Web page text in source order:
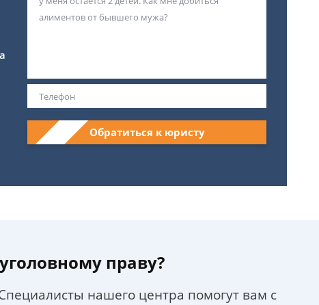
Обратиться к юристу
праву?
нашего центра помогут вам с